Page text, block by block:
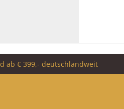
ab € 399,- deutschlandweit